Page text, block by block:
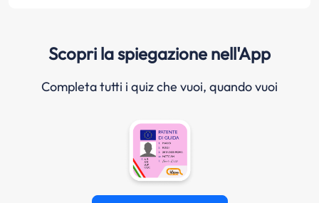
Scopri la spiegazione nell'App
Completa tutti i quiz che vuoi, quando vuoi